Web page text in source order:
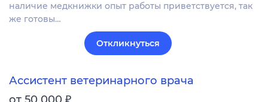
наличие медкнижки опыт работы приветствуется, так
же готовы…
Откликнуться
Ассистент ветеринарного врача
₽